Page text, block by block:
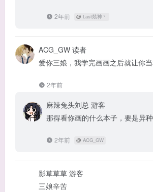
2年前 @ Last炫神丶
ACG_GW 读者
爱你三娘，我学完画画之后就让你
2年前
麻辣兔头刘总 游客
那得看你画的什么本子，要是异
2年前 @ ACG_GW
影草草草 游客
三娘辛苦